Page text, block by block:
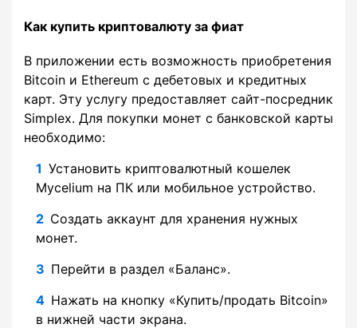
Как купить криптовалюту за фиат
В приложении есть возможность приобретения
Bitcoin и Ethereum с дебетовых и кредитных
карт. Эту услугу предоставляет сайт-посредник
Simplex. Для покупки монет с банковской карты
необходимо:
Установить криптовалютный кошелек
Mycelium на ПК или мобильное устройство.
Создать аккаунт для хранения нужных
монет.
Перейти в раздел «Баланс».
Нажать на кнопку «Купить/продать Bitcoin»
в нижней части экрана.